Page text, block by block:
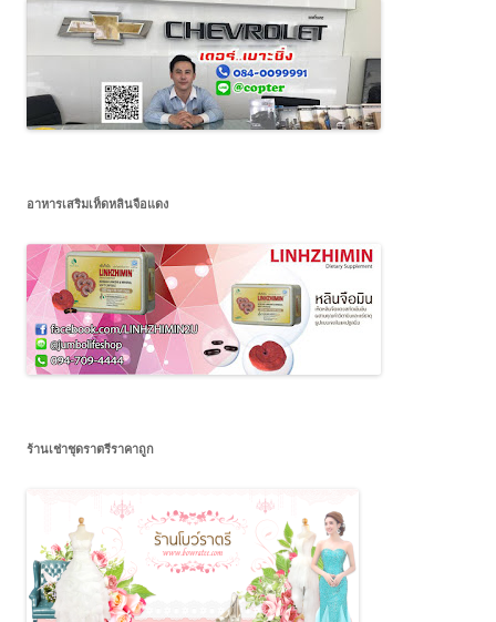
อาหารเสริมเห็ดหลินจือแดง
ร้านเช่าชุดราตรีราคาถูก